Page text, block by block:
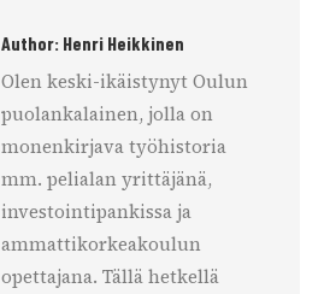
Author: Henri Heikkinen
Olen keski-ikäistynyt Oulun
puolankalainen, jolla on
monenkirjava työhistoria
mm. pelialan yrittäjänä,
investointipankissa ja
ammattikorkeakoulun
opettajana. Tällä hetkellä